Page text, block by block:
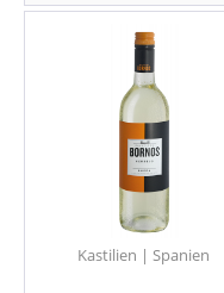
Kastilien | Spanien